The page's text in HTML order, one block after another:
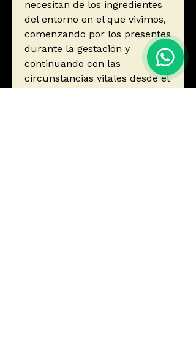
necesitan de los ingredientes
del entorno en el que vivimos,
comenzando por los presentes
durante la gestación y
continuando con las
circunstancias vitales desde el